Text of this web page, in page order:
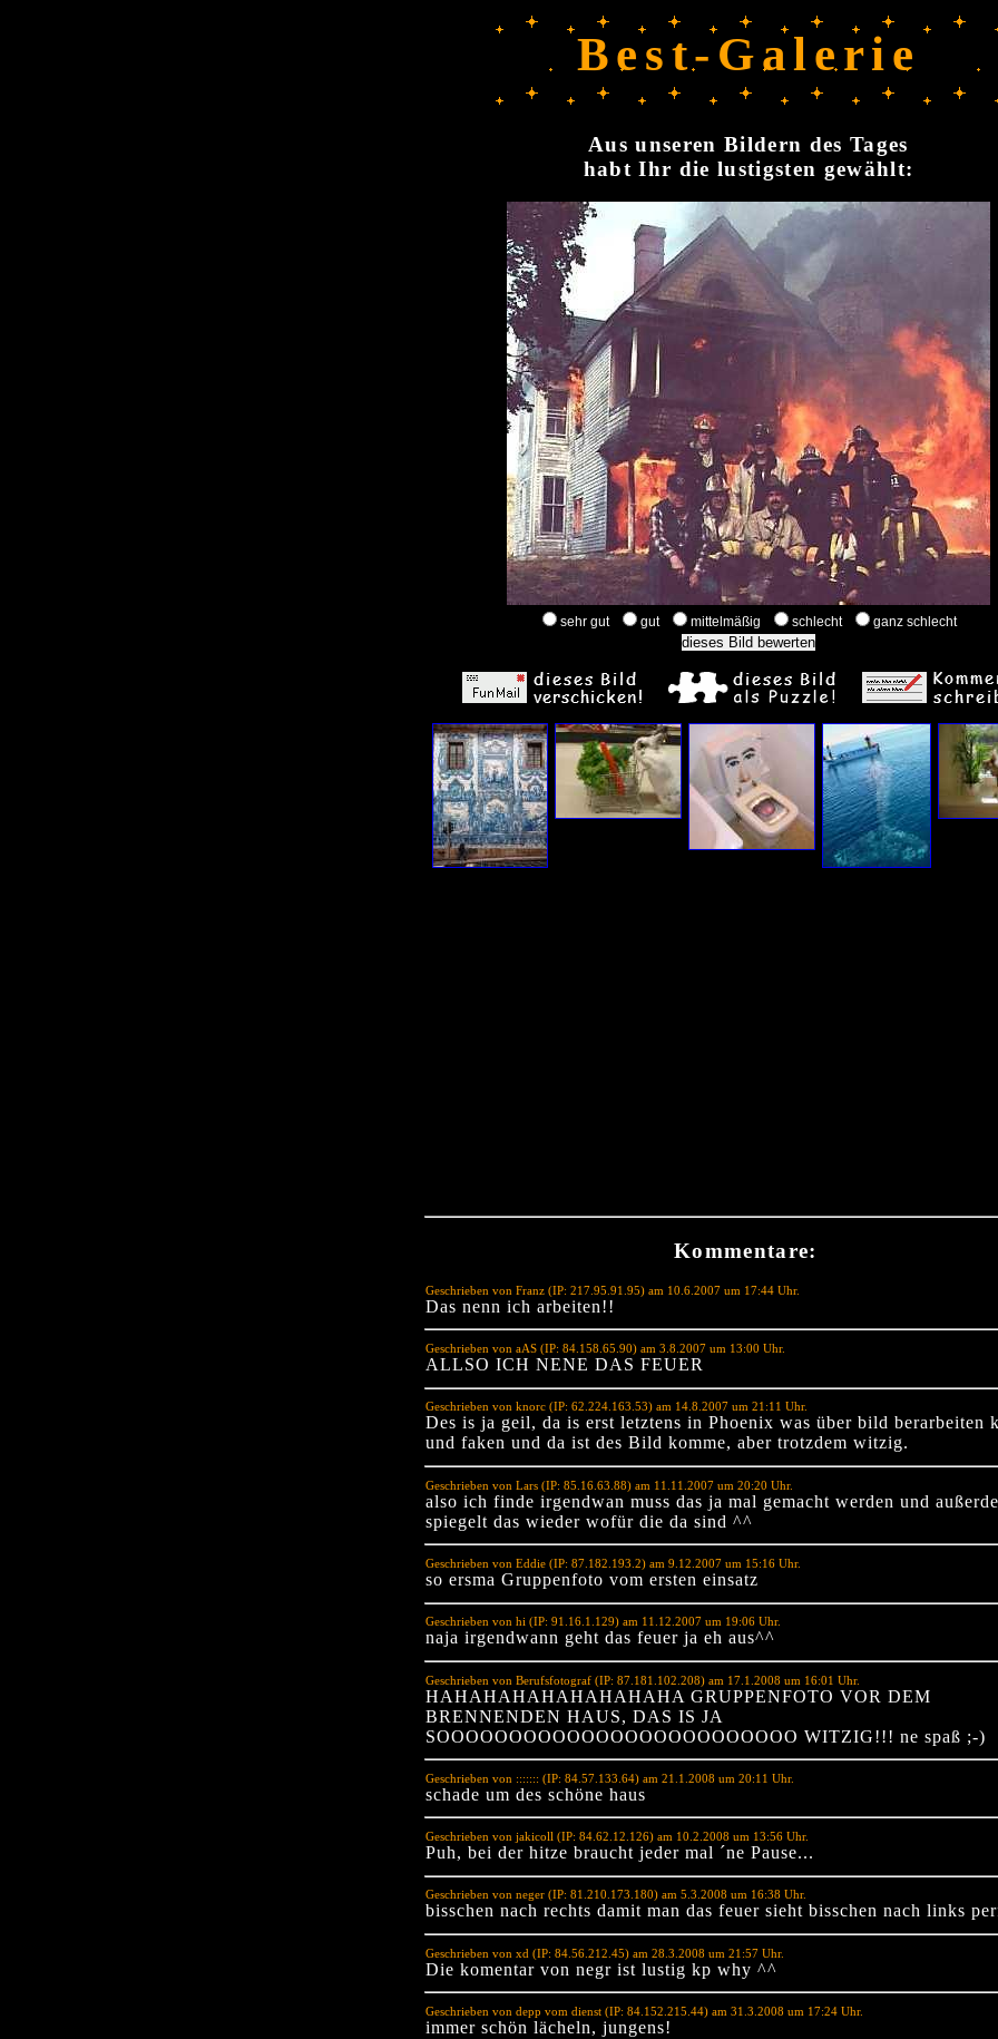
Best-Galerie
Aus unseren Bildern des Tages
habt Ihr die lustigsten gewählt:
sehr gut gut mittelmäßig schlecht ganz schlecht
Kommentare:
Geschrieben von Franz (IP: 217.95.91.95) am 10.6.2007 um 17:44 Uhr.
Das nenn ich arbeiten!!
Geschrieben von aAS (IP: 84.158.65.90) am 3.8.2007 um 13:00 Uhr.
ALLSO ICH NENE DAS FEUER
Geschrieben von knorc (IP: 62.224.163.53) am 14.8.2007 um 21:11 Uhr.
Des is ja geil, da is erst letztens in Phoenix was über bild berarbeiten
und faken und da ist des Bild komme, aber trotzdem witzig.
Geschrieben von Lars (IP: 85.16.63.88) am 11.11.2007 um 20:20 Uhr.
also ich finde irgendwan muss das ja mal gemacht werden und
spiegelt das wieder wofür die da sind ^^
Geschrieben von Eddie (IP: 87.182.193.2) am 9.12.2007 um 15:16 Uhr.
so ersma Gruppenfoto vom ersten einsatz
Geschrieben von hi (IP: 91.16.1.129) am 11.12.2007 um 19:06 Uhr.
naja irgendwann geht das feuer ja eh aus^^
Geschrieben von Berufsfotograf (IP: 87.181.102.208) am 17.1.2008 um 16:01 Uhr.
HAHAHAHAHAHAHAHAHA GRUPPENFOTO VOR DEM
BRENNENDEN HAUS, DAS IS JA
SOOOOOOOOOOOOOOOOOOOOOOOOO WITZIG!!! ne spaß ;-)
Geschrieben von ::::::: (IP: 84.57.133.64) am 21.1.2008 um 20:11 Uhr.
schade um des schöne haus
Geschrieben von jakicoll (IP: 84.62.12.126) am 10.2.2008 um 13:56 Uhr.
Puh, bei der hitze braucht jeder mal ´ne Pause...
Geschrieben von neger (IP: 81.210.173.180) am 5.3.2008 um 16:38 Uhr.
bisschen nach rechts damit man das feuer sieht bisschen nach links
Geschrieben von xd (IP: 84.56.212.45) am 28.3.2008 um 21:57 Uhr.
Die komentar von negr ist lustig kp why ^^
Geschrieben von depp vom dienst (IP: 84.152.215.44) am 31.3.2008 um 17:24 Uhr.
immer schön lächeln, jungens!